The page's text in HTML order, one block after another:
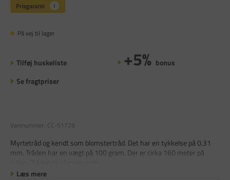
På vej til lager
Tilføj huskeliste +5% bonus
Se fragtpriser
Varenummer: CC-51728
Myrtetråd og kendt som blomstertråd. Det har en tykkelse på 0,31
mm. Tråden har en vægt på 100 gram. Der er cirka 160 meter på
Læs mere